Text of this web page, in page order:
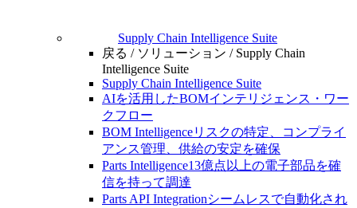
Supply Chain Intelligence Suite
戻る / ソリューション / Supply Chain
Intelligence Suite
Supply Chain Intelligence Suite
AIを活用したBOMインテリジェンス・ワー
クフロー
BOM Intelligenceリスクの特定、コンプライ
アンス管理、供給の安定を確保
Parts Intelligence13億点以上の電子部品を確
信を持って調達
Parts API Integrationシームレスで自動化され